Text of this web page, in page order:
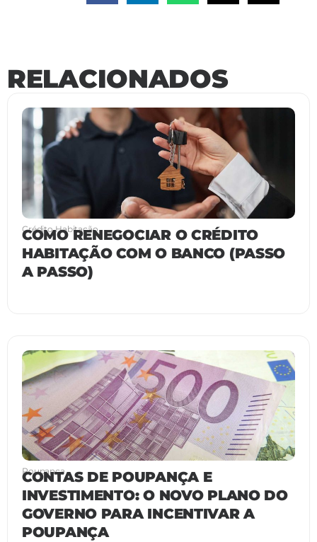
RELACIONADOS
Crédito Habitação
COMO RENEGOCIAR O CRÉDITO
HABITAÇÃO COM O BANCO (PASSO
A PASSO)
Poupança
CONTAS DE POUPANÇA E
INVESTIMENTO: O NOVO PLANO DO
GOVERNO PARA INCENTIVAR A
POUPANÇA